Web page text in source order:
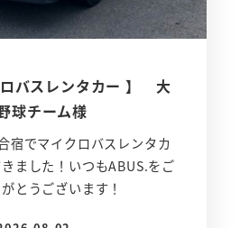
バスレンタカー 】 大
球チーム様
宿でマイクロバスレンタカ
ました！いつもABUS.をご
とうございます！